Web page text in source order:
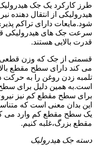
طرز کارکرد یک جک
هیدرولیکی از انتقال دهنده
شود.مایعات دارای تراکم
سرعت جک های هیدرولیکی
قدرت بالایی هستند.
قسمتی از جک که وزن قطعی
می کند دارای سطح مقطع
تلمبه زدن روغن را به
است.به همین دلیل برای
برای سطح مقطع کم نیز
این بدان معنی است که
یک سطح مقطع کم وارد می
مقطع بزرگ،غلبه کنیم.
دسته جک هیدرولیک